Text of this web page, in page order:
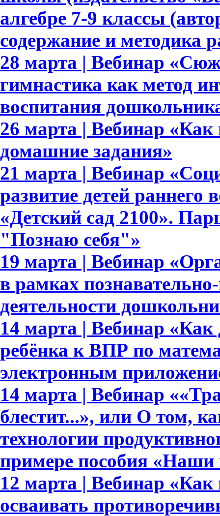
алгебре 7-9 классы
содержание и методика
28 марта | Вебинар
гимнастика как метод
воспитания
26 марта | Вебинар «Как
домашние задания»
21 марта | Вебинар
развитие детей раннего
«Детский сад 2100».
"Познаю себя"»
19 марта | Вебинар
в рамках
деятельности
14 марта | Вебинар «Как
ребёнка к ВПР по
электронным
14 марта | Вебинар
блестит...», или О том,
технологии
примере пособия
12 марта | Вебинар «Как
осваивать